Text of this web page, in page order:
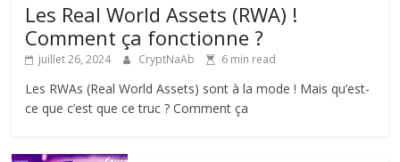
Les Real World Assets (RWA) !
Comment ça fonctionne ?
juillet 26, 2024 CryptNaAb 6 min read
Les RWAs (Real World Assets) sont à la mode ! Mais qu’est-
ce que c’est que ce truc ? Comment ça